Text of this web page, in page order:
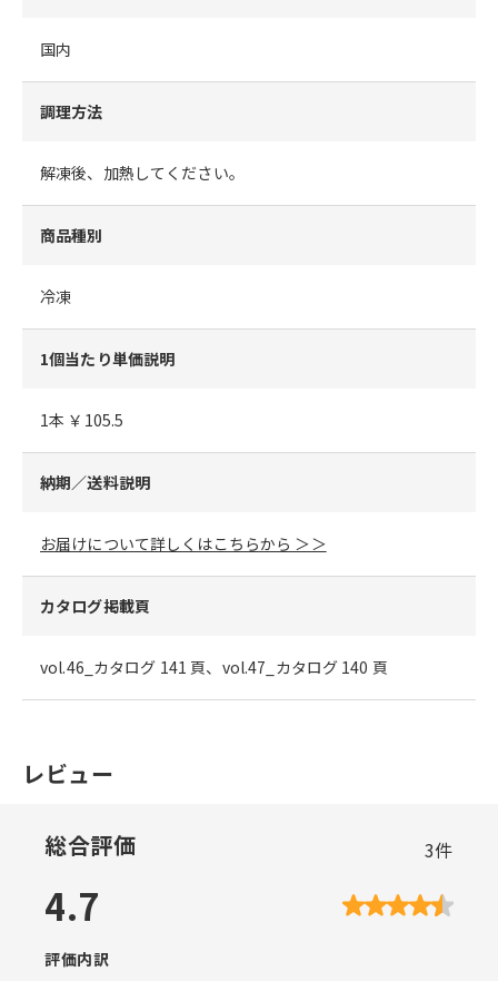
国内
調理方法
解凍後、加熱してください。
商品種別
冷凍
1個当たり単価説明
1本 ￥105.5
納期／送料説明
お届けについて詳しくはこちらから ＞＞
カタログ掲載頁
vol.46_カタログ 141 頁、vol.47_カタログ 140 頁
レビュー
総合評価 3件
4.7
評価内訳